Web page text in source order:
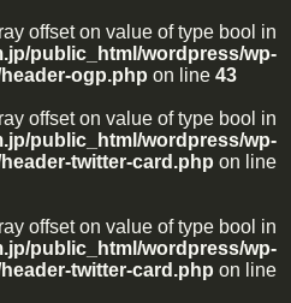
offset on value of type bool in
public_html/wordpress/wp-
ogp.php on line 43
offset on value of type bool in
public_html/wordpress/wp-
twitter-card.php on line
offset on value of type bool in
public_html/wordpress/wp-
twitter-card.php on line